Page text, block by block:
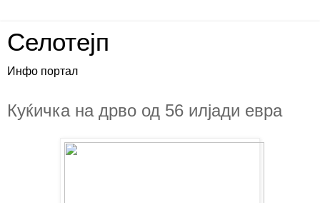
Селотејп
Инфо портал
Куќичка на дрво од 56 илјади евра